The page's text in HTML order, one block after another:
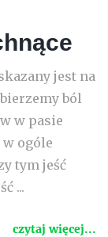
jest na
ból
w pasie
w ogóle
tym jeść
...
czytaj więcej...